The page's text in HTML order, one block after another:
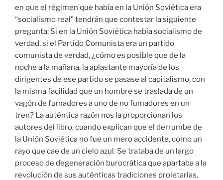
en que el régimen que había en la Unión Soviética era
“socialismo real” tendrán que contestar la siguiente
pregunta: Si en la Unión Soviética había socialismo de
verdad, si el Partido Comunista era un partido
comunista de verdad, ¿cómo es posible que de la
noche a la mañana, la aplastante mayoría de los
dirigentes de ese partido se pasase al capitalismo, con
la misma facilidad que un hombre se traslada de un
vagón de fumadores a uno de no fumadores en un
tren? La auténtica razón nos la proporcionan los
autores del libro, cuando explican que el derrumbe de
la Unión Soviética no fue un mero accidente, como un
rayo que cae de un cielo azul. Se trataba de un largo
proceso de degeneración burocrática que apartaba a la
revolución de sus auténticas tradiciones proletarias,